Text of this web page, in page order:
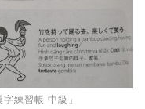
字練習帳 中級 」